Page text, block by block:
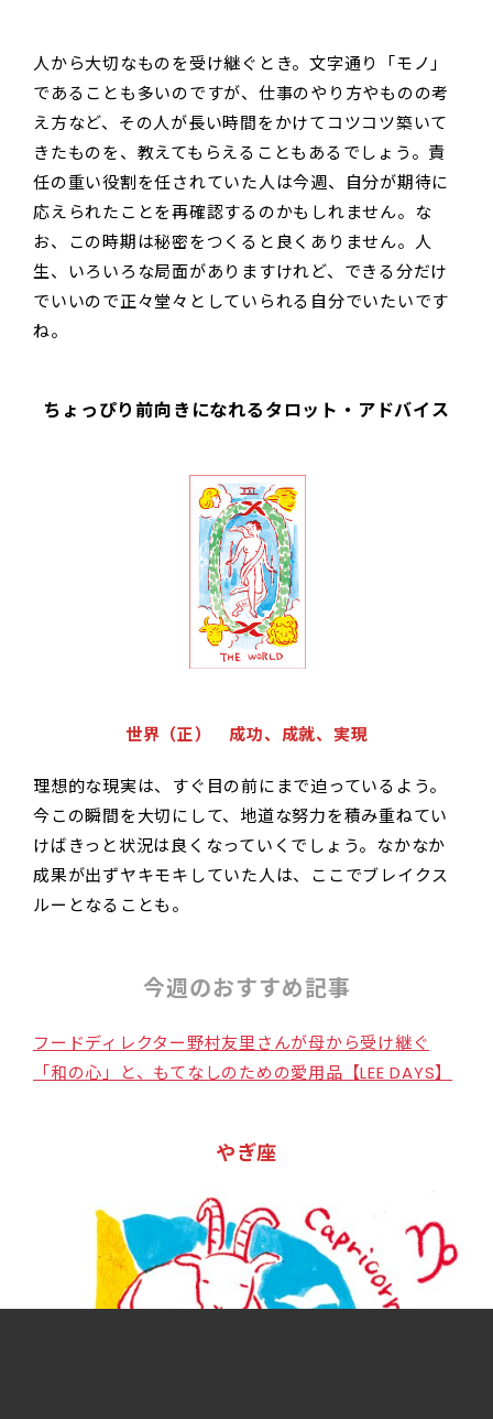
人から大切なものを受け継ぐとき。文字通り「モノ」
であることも多いのですが、仕事のやり方やものの考
え方など、その人が長い時間をかけてコツコツ築いて
きたものを、教えてもらえることもあるでしょう。責
任の重い役割を任されていた人は今週、自分が期待に
応えられたことを再確認するのかもしれません。な
お、この時期は秘密をつくると良くありません。人
生、いろいろな局面がありますけれど、できる分だけ
でいいので正々堂々としていられる自分でいたいです
ね。
ちょっぴり前向きになれるタロット・アドバイス
世界（正） 成功、成就、実現
理想的な現実は、すぐ目の前にまで迫っているよう。
今この瞬間を大切にして、地道な努力を積み重ねてい
けばきっと状況は良くなっていくでしょう。なかなか
成果が出ずヤキモキしていた人は、ここでブレイクス
ルーとなることも。
今週のおすすめ記事
フードディレクター野村友里さんが母から受け継ぐ
「和の心」と、もてなしのための愛用品【LEE DAYS】
やぎ座